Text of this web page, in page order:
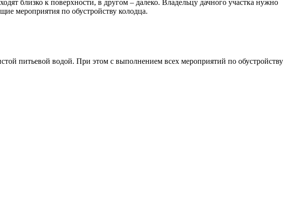
близко к поверхности, в другом – далеко. Владельцу дачного участка нужно
мероприятия по обустройству колодца.
питьевой водой. При этом с выполнением всех мероприятий по обустройству